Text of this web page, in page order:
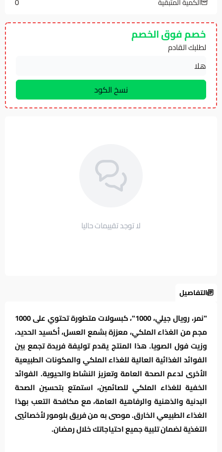
خصم فوق الخصم
لطلبك القادم
لا توجد تقييمات حاليا
التفاصيل
"نمر، رويال جيلي، 1000"، كبسولات متطورة تحتوي على 1000
مجم من الغذاء الملكي، معززة بشمع العسل، أكسيد الحديد،
وزيت فول الصويا. هذا المنتج يقدم توليفة فريدة تجمع بين
الفوائد الغذائية العالية للغذاء الملكي والمكونات الطبيعية
الأخرى لدعم الصحة العامة وتعزيز النشاط والحيوية. الفوائد
الخفية للغذاء الملكي للصائمين، استمتع بتحسين الصحة
البدنية والذهنية والرفاهية العامة، مع مكافحة التعب بهذا
الغذاء الطبيعي الخارق. موصى به من فريق بلومور لأخصائيي
التغذية لضمان تلبية جميع احتياجاتك خلال رمضان.